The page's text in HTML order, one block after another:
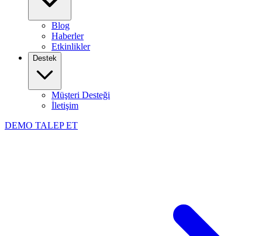
Blog
Haberler
Etkinlikler
Destek
Müşteri Desteği
İletişim
DEMO TALEP ET